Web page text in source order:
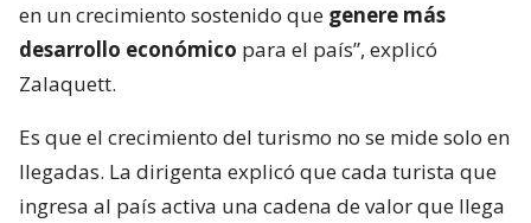
en un crecimiento sostenido que genere más
desarrollo económico para el país”, explicó
Zalaquett.
Es que el crecimiento del turismo no se mide solo en
llegadas. La dirigenta explicó que cada turista que
ingresa al país activa una cadena de valor que llega